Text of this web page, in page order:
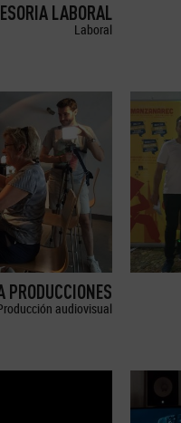
LABORAL
Laboral
PRODUCCIONES
audiovisual